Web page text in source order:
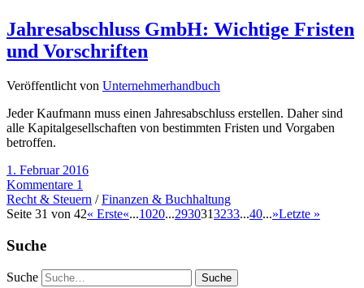
Jahresabschluss GmbH: Wichtige Fristen
und Vorschriften
Veröffentlicht von Unternehmerhandbuch
Jeder Kaufmann muss einen Jahresabschluss erstellen. Daher sind
alle Kapitalgesellschaften von bestimmten Fristen und Vorgaben
betroffen.
1. Februar 2016
Kommentare 1
Recht & Steuern /Finanzen & Buchhaltung
Seite 31 von 42« Erste«...1020...2930313233...40...»Letzte »
Suche
Suche